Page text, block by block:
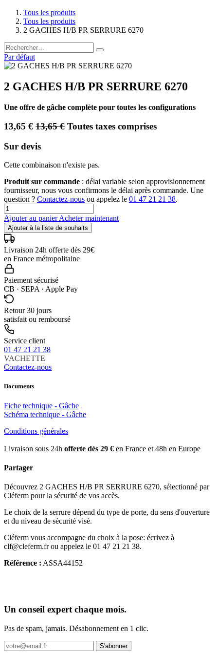
Tous les produits
Tous les produits
2 GACHES H/B PR SERRURE 6270
Par défaut
2 GACHES H/B PR SERRURE 6270
Une offre de gâche complète pour toutes les configurations
13,65 € 13,65€ Toutes taxes comprises
Sur devis
Cette combinaison n'existe pas.
Produit sur commande : délai variable selon approvisionnement
fournisseur, nous vous confirmons le délai après commande. Une
question ? Contactez-nous ou appelez le 01 47 21 21 38.
Ajouter au panierAcheter maintenant
Ajouter à la liste de souhaits
Livraison 24h offerte dès 29€
en France métropolitaine
Paiement sécurisé
CB · SEPA · Apple Pay
Retour 30 jours
satisfait ou remboursé
Service client
01 47 21 21 38
VACHETTE
Contactez-nous
Documents
Fiche technique - Gâche
Schéma technique - Gâche
Conditions générales
Livraison sous 24h offerte dès 29 € en France et 48h en Europe
Partager
Découvrez 2 GACHES H/B PR SERRURE 6270, sélectionné par
Cléferm pour la sécurité de vos accès.
Le choix de la serrure dépend du type de porte, du sens d'ouverture
et du niveau de sécurité visé.
Cléferm vous accompagne du choix à la pose: écrivez à
clf@cleferm.fr ou appelez le 01 47 21 21 38.
Référence : ASSA44152
Un conseil expert chaque mois.
Pas de spam, jamais. Désabonnement en 1 clic.
S'abonner